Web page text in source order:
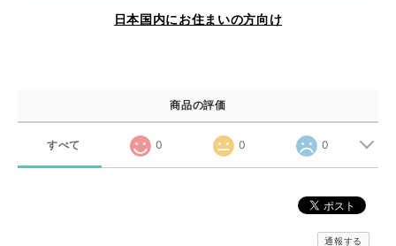
日本国内にお住まいの方向け
商品の評価
すべて 0 0 0
通報する